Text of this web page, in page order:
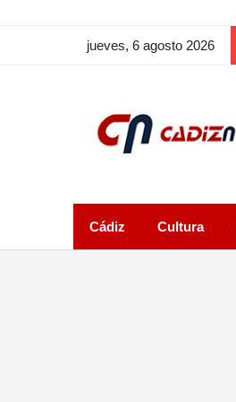
jueves, 6 agosto 2026
Cádiz Cultura